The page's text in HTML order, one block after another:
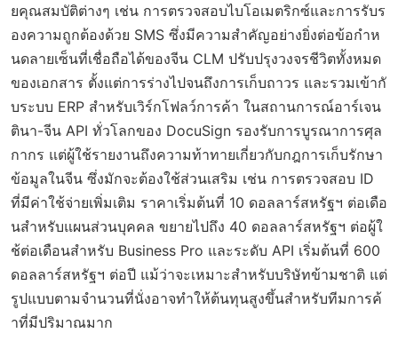
ยคุณสมบัติต่างๆ เช่น การตรวจสอบไบโอเมตริกซ์และการรับร
องความถูกต้องด้วย SMS ซึ่งมีความสำคัญอย่างยิ่งต่อข้อกำห
นดลายเซ็นที่เชื่อถือได้ของจีน CLM ปรับปรุงวงจรชีวิตทั้งหมด
ของเอกสาร ตั้งแต่การร่างไปจนถึงการเก็บถาวร และรวมเข้ากั
บระบบ ERP สำหรับเวิร์กโฟลว์การค้า ในสถานการณ์อาร์เจน
ตินา-จีน API ทั่วโลกของ DocuSign รองรับการบูรณาการศุล
กากร แต่ผู้ใช้รายงานถึงความท้าทายเกี่ยวกับกฎการเก็บรักษา
ข้อมูลในจีน ซึ่งมักจะต้องใช้ส่วนเสริม เช่น การตรวจสอบ ID
ที่มีค่าใช้จ่ายเพิ่มเติม ราคาเริ่มต้นที่ 10 ดอลลาร์สหรัฐฯ ต่อเดือ
นสำหรับแผนส่วนบุคคล ขยายไปถึง 40 ดอลลาร์สหรัฐฯ ต่อผู้ใ
ช้ต่อเดือนสำหรับ Business Pro และระดับ API เริ่มต้นที่ 600
ดอลลาร์สหรัฐฯ ต่อปี แม้ว่าจะเหมาะสำหรับบริษัทข้ามชาติ แต่
รูปแบบตามจำนวนที่นั่งอาจทำให้ต้นทุนสูงขึ้นสำหรับทีมการค้
าที่มีปริมาณมาก